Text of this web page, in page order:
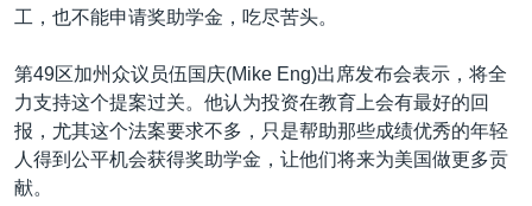
工，也不能申请奖助学金，吃尽苦头。
第49区加州众议员伍国庆(Mike Eng)出席发布会表示，将全
力支持这个提案过关。他认为投资在教育上会有最好的回
报，尤其这个法案要求不多，只是帮助那些成绩优秀的年轻
人得到公平机会获得奖助学金，让他们将来为美国做更多贡
献。